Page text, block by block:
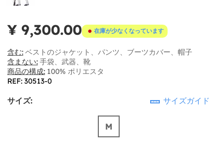
¥ 9,300.00 在庫が少なくなっています
含む: ベストのジャケット、パンツ、ブーツカバー、帽子
含まない: 手袋、武器、靴
商品の構成: 100% ポリエスタ
REF: 30513-0
サイズ: サイズガイド
M